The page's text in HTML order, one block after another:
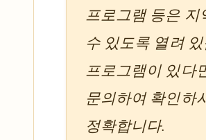
프로그램 등은
수 있도록 열려
프로그램이 있다
문의하여 확인하
정확합니다.